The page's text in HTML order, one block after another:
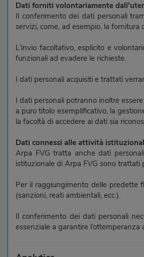
Dati forniti volontariamente
Il conferimento dei dati personali
servizi, come, ad esempio, la
L'invio facoltativo, esplicito e
funzionali ad evadere le richieste.
I dati personali acquisiti e trattati
I dati personali potranno inoltre
a puro titolo esemplificativo, la
la facoltà di accedere ai dati sia
Dati connessi alle attività
Arpa FVG tratta anche dati
istituzionale di Arpa FVG sono
Per il raggiungimento delle predette
(sanzioni, reati ambientali, ecc.).
Il conferimento dei dati personali
essenziale a garantire l’ottemperanza